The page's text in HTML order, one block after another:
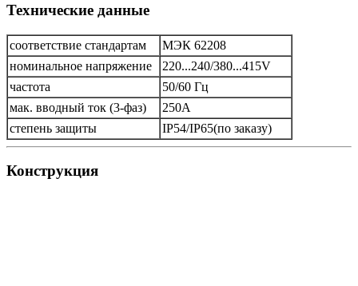
Технические данные
соответствие стандартам
МЭК 62208
номинальное напряжение
220...240/380...415V
частота
50/60 Гц
мак. вводный ток (3-фаз)
250A
степень защиты
IP54/IP65(по заказу)
Конструкция